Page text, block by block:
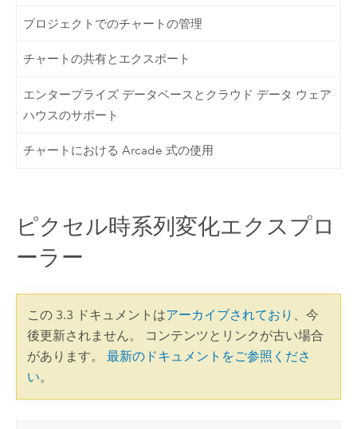
プロジェクトでのチャートの管理
チャートの共有とエクスポート
エンタープライズ データベースとクラウド データ ウェア
ハウスのサポート
チャートにおける Arcade 式の使用
ピクセル時系列変化エクスプロ
ーラー
この 3.3 ドキュメントはアーカイブされており 、今
後更新されません。 コンテンツとリンクが古い場合
があります。 最新のドキュメントをご参照くださ
い。